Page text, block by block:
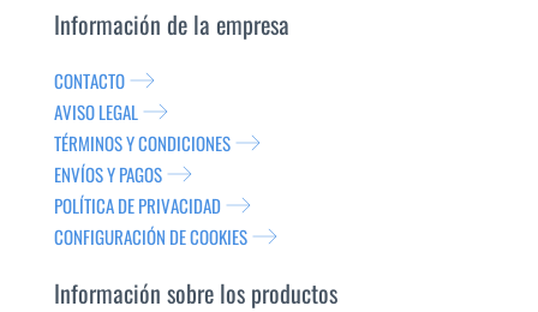
Información de la empresa
CONTACTO
AVISO LEGAL
TÉRMINOS Y CONDICIONES
ENVÍOS Y PAGOS
POLÍTICA DE PRIVACIDAD
CONFIGURACIÓN DE COOKIES
Información sobre los productos